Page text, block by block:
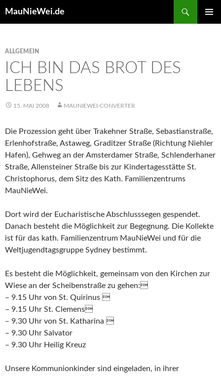
MauNieWei.de
ALLGEMEIN
ICH BIN DAS BROT DES
LEBENS
15. MAI 2008 MAUNIEWEI-CONVERTER
Die Prozession geht über Trakehner Straße, Sebastianstraße,
Erlenhofstraße, Astaweg, Graditzer Straße (Richtung Niehler
Hafen), Gehweg an der Amsterdamer Straße, Schlenderhaner
Straße, Allensteiner Straße bis zur Kindertagesstätte St.
Christophorus, dem Sitz des Kath. Familienzentrums
MauNieWei.
Dort wird der Eucharistische Abschlusssegen gespendet.
Danach besteht die Möglichkeit zur Begegnung. Die Kollekte
ist für das kath. Familienzentrum MauNieWei und für die
Weltjugendtagsgruppe Sydney bestimmt.
Es besteht die Möglichkeit, gemeinsam von den Kirchen zur
Wiese an der Scheibenstraße zu gehen:
– 9.15 Uhr von St. Quirinus 
– 9.15 Uhr St. Clemens
– 9.30 Uhr von St. Katharina 
– 9.30 Uhr Salvator
– 9.30 Uhr Heilig Kreuz
Unsere Kommunionkinder sind eingeladen, in ihrer